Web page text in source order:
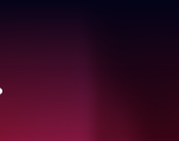
Lense